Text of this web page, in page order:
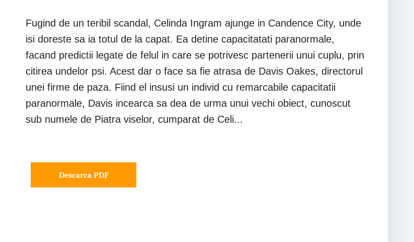
Fugind de un teribil scandal, Celinda Ingram ajunge in Candence City, unde
isi doreste sa ia totul de la capat. Ea detine capacitatati paranormale,
facand predictii legate de felul in care se potrivesc partenerii unui cuplu, prin
citirea undelor psi. Acest dar o face sa fie atrasa de Davis Oakes, directorul
unei firme de paza. Fiind el insusi un individ cu remarcabile capacitatii
paranormale, Davis incearca sa dea de urma unui vechi obiect, cunoscut
sub numele de Piatra viselor, cumparat de Celi...
Descarca PDF